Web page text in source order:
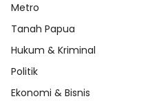
Metro
Tanah Papua
Hukum & Kriminal
Politik
Ekonomi & Bisnis